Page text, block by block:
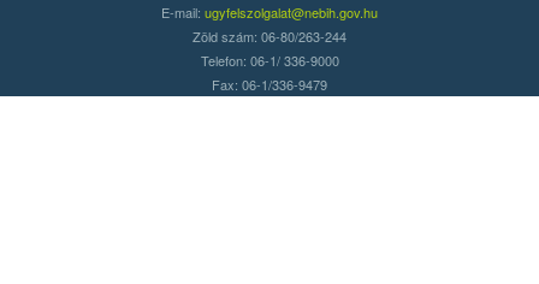
E-mail: ugyfelszolgalat@nebih.gov.hu
Zöld szám: 06-80/263-244
Telefon: 06-1/ 336-9000
Fax: 06-1/336-9479